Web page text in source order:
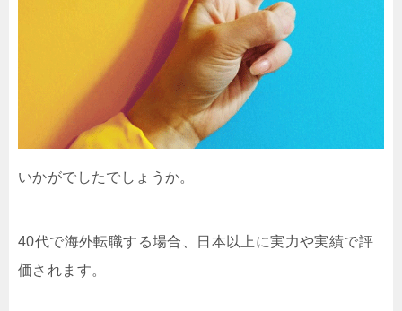
いかがでしたでしょうか。
40代で海外転職する場合、日本以上に実力や実績で評
価されます。